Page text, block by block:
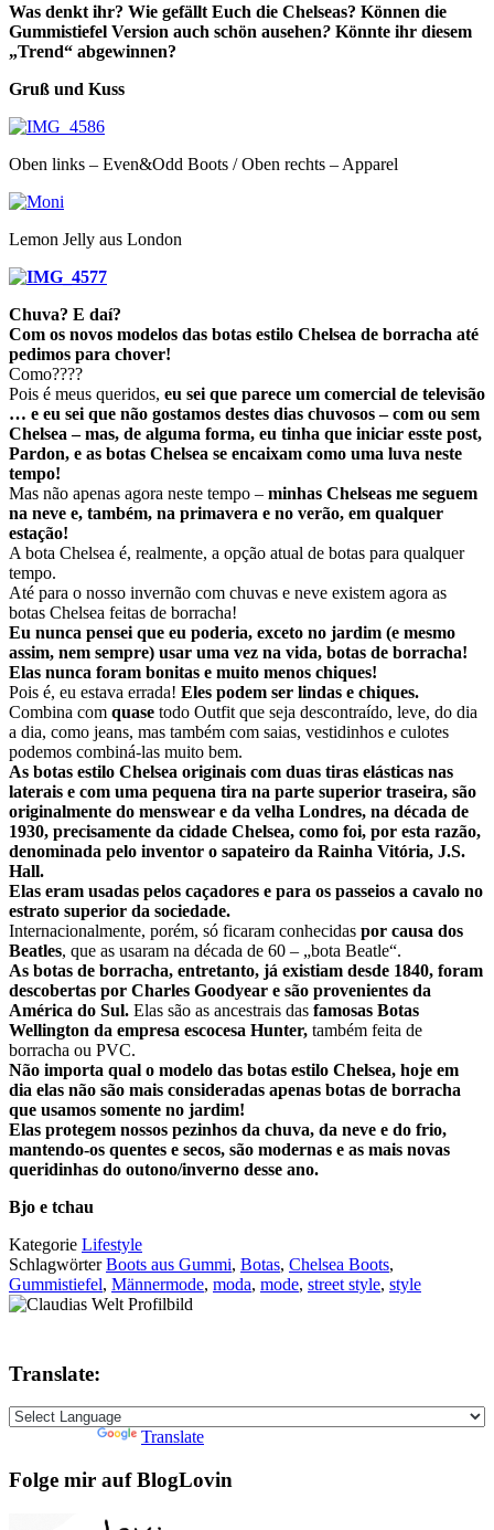
Was denkt ihr? Wie gefällt Euch die Chelseas? Können die
Gummistiefel Version auch schön ausehen? Könnte ihr diesem
„Trend“ abgewinnen?
Gruß und Kuss
Oben links – Even&Odd Boots / Oben rechts – Apparel
Lemon Jelly aus London
Chuva? E daí?
Com os novos modelos das botas estilo Chelsea de borracha até
pedimos para chover!
Como????
Pois é meus queridos, eu sei que parece um comercial de televisão
… e eu sei que não gostamos destes dias chuvosos – com ou sem
Chelsea – mas, de alguma forma, eu tinha que iniciar esste post,
Pardon, e as botas Chelsea se encaixam como uma luva neste
tempo!
Mas não apenas agora neste tempo – minhas Chelseas me seguem
na neve e, também, na primavera e no verão, em qualquer
estação!
A bota Chelsea é, realmente, a opção atual de botas para qualquer
tempo.
Até para o nosso invernão com chuvas e neve existem agora as
botas Chelsea feitas de borracha!
Eu nunca pensei que eu poderia, exceto no jardim (e mesmo
assim, nem sempre) usar uma vez na vida, botas de borracha!
Elas nunca foram bonitas e muito menos chiques!
Pois é, eu estava errada! Eles podem ser lindas e chiques.
Combina com quase todo Outfit que seja descontraído, leve, do dia
a dia, como jeans, mas também com saias, vestidinhos e culotes
podemos combiná-las muito bem.
As botas estilo Chelsea originais com duas tiras elásticas nas
laterais e com uma pequena tira na parte superior traseira, são
originalmente do menswear e da velha Londres, na década de
1930, precisamente da cidade Chelsea, como foi, por esta razão,
denominada pelo inventor o sapateiro da Rainha Vitória, J.S.
Hall.
Elas eram usadas pelos caçadores e para os passeios a cavalo no
estrato superior da sociedade.
Internacionalmente, porém, só ficaram conhecidas por causa dos
Beatles, que as usaram na década de 60 – „bota Beatle“.
As botas de borracha, entretanto, já existiam desde 1840, foram
descobertas por Charles Goodyear e são provenientes da
América do Sul. Elas são as ancestrais das famosas Botas
Wellington da empresa escocesa Hunter, também feita de
borracha ou PVC.
Não importa qual o modelo das botas estilo Chelsea, hoje em
dia elas não são mais consideradas apenas botas de borracha
que usamos somente no jardim!
Elas protegem nossos pezinhos da chuva, da neve e do frio,
mantendo-os quentes e secos, são modernas e as mais novas
queridinhas do outono/inverno desse ano.
Bjo e tchau
Kategorie Lifestyle
SchlagwörterBoots aus Gummi, Botas, Chelsea Boots,
Gummistiefel, Männermode, moda, mode, street style, style
Translate:
Translate
Folge mir auf BlogLovin